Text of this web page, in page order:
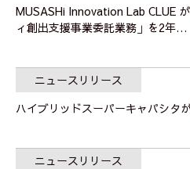
MUSASHi Innovation Lab CLUE
ィ創出支援事業委託業務」を2年…
ニュースリリース
ハイブリッドスーパーキャパシタ
ニュースリリース